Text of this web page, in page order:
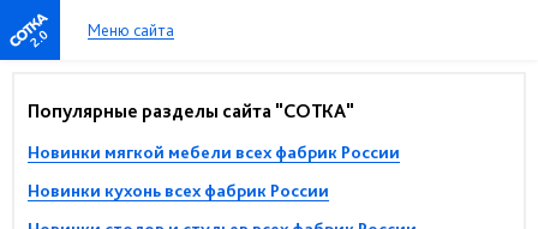
2.0 Меню сайта
Популярные разделы сайта "СОТКА"
Новинки мягкой мебели всех фабрик России
Новинки кухонь всех фабрик России